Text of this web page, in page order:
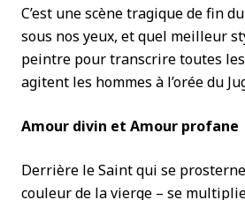
C’est une scène tragique de fin
sous nos yeux, et quel meilleur
peintre pour transcrire toutes
agitent les hommes à l’orée du
Amour divin et Amour profane
Derrière le Saint qui se
couleur de la vierge – se